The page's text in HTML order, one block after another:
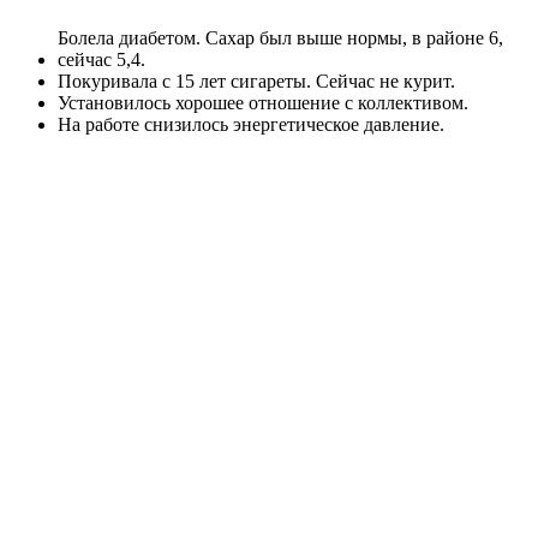
Болела диабетом. Сахар был выше нормы, в районе 6,
сейчас 5,4.
Покуривала с 15 лет сигареты. Сейчас не курит.
Установилось хорошее отношение с коллективом.
На работе снизилось энергетическое давление.